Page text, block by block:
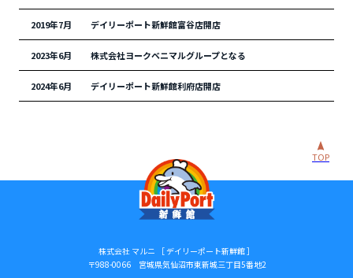
2019年7月 デイリーポート新鮮館富谷店開店
2023年6月 株式会社ヨークベニマルグループとなる
2024年6月 デイリーポート新鮮館利府店開店
TOP
株式会社 マルニ ［ デイリーポート新鮮館 ］
〒988-0066 宮城県気仙沼市東新城三丁目5番地2